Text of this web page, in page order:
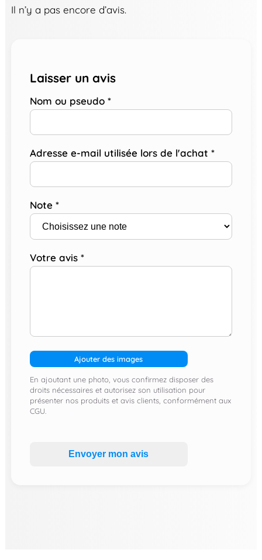
Il n’y a pas encore d’avis.
Laisser un avis
Nom ou pseudo *
Adresse e-mail utilisée lors de l'achat *
Note *
Votre avis *
Ajouter des images
En ajoutant une photo, vous confirmez disposer des
droits nécessaires et autorisez son utilisation pour
présenter nos produits et avis clients, conformément aux
CGU.
Envoyer mon avis